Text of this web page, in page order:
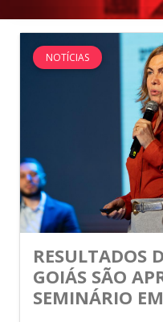
NOTÍCIAS
RESULTADOS
GOIÁS SÃO
SEMINÁRIO